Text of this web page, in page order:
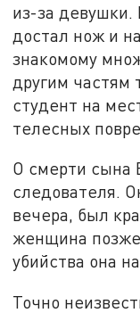
из-за девушки.
достал нож и
знакомому
другим частям
студент на
телесных
О смерти сына
следователя.
вечера, был
женщина
убийства она
Точно